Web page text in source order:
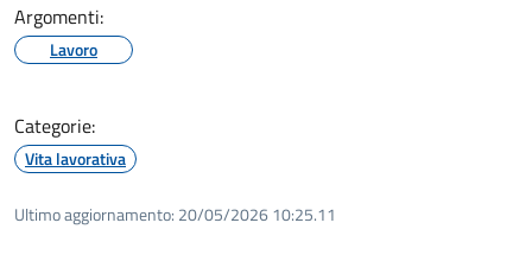
Argomenti:
Lavoro
Categorie:
Vita lavorativa
Ultimo aggiornamento: 20/05/2026 10:25.11